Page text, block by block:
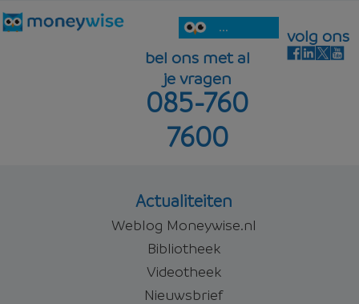
...
bel ons met al
je vragen
085-760
7600
volg ons
Actualiteiten
Weblog Moneywise.nl
Bibliotheek
Videotheek
Nieuwsbrief